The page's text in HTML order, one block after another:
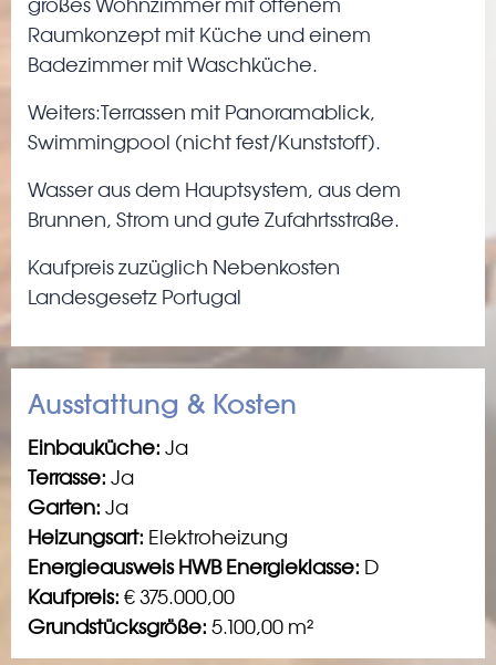
Raumkonzept mit Küche und einem
Badezimmer mit Waschküche.
Weiters:Terrassen mit Panoramablick,
Swimmingpool (nicht fest/Kunststoff).
Wasser aus dem Hauptsystem, aus dem
Brunnen, Strom und gute Zufahrtsstraße.
Kaufpreis zuzüglich Nebenkosten
Landesgesetz Portugal
Ausstattung & Kosten
Einbauküche: Ja
Terrasse: Ja
Garten: Ja
Heizungsart: Elektroheizung
Energieausweis HWB Energieklasse: D
Kaufpreis: € 375.000,00
Grundstücksgröße: 5.100,00 m²